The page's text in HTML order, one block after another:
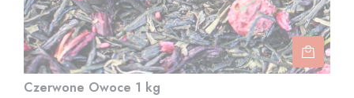
Czerwone Owoce 1 kg